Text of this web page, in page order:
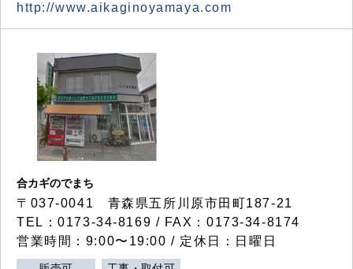
http://www.aikaginoyamaya.com
合カギのでまち
〒037-0041 青森県五所川原市田町187-21
TEL：0173-34-8169 / FAX：0173-34-8174
営業時間：9:00〜19:00 / 定休日：日曜日